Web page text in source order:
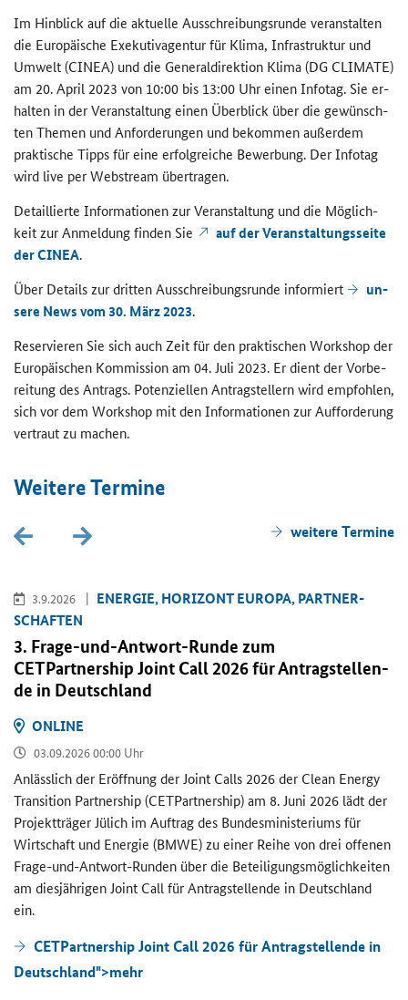
Im Hin­blick auf die ak­tu­el­le Aus­schrei­bungs­run­de ver­an­stal­ten
die Eu­ro­päi­sche Exe­ku­tiv­agen­tur für Klima, In­fra­struk­tur und
Um­welt (CINEA) und die Ge­ne­ral­di­rek­ti­on Klima (DG CLI­MA­TE)
am 20. April 2023 von 10:00 bis 13:00 Uhr einen In­fo­tag. Sie er­
hal­ten in der Ver­an­stal­tung einen Über­blick über die ge­wünsch­
ten The­men und An­for­de­run­gen und be­kom­men au­ßer­dem
prak­ti­sche Tipps für eine er­folg­rei­che Be­wer­bung. Der In­fo­tag
wird live per Webstream über­tra­gen.
De­tail­lier­te In­for­ma­tio­nen zur Ver­an­stal­tung und die Mög­lich­
keit zur An­mel­dung fin­den Sie
auf der Ver­an­stal­tungs­sei­te
der CINEA.
Über De­tails zur drit­ten Aus­schrei­bungs­run­de in­for­miert
un­
se­re News vom 30. März 2023.
Re­ser­vie­ren Sie sich auch Zeit für den prak­ti­schen Work­shop der
Eu­ro­päi­schen Kom­mis­si­on am 04. Juli 2023. Er dient der Vor­be­
rei­tung des An­trags. Po­ten­zi­el­len An­trag­stel­lern wird emp­foh­len,
sich vor dem Work­shop mit den In­for­ma­tio­nen zur Auf­for­de­rung
ver­traut zu ma­chen.
Wei­te­re Ter­mi­ne
wei­te­re Ter­mi­ne
3.9.2026
EN­ER­GIE, HO­RI­ZONT EU­RO­PA, PART­NER­
SCHAF­TEN
3. Frage-​und-Antwort-Runde zum
CETPartnership Joint Call 2026 für An­trag­stel­len­
de in Deutsch­land
ON­LINE
03.09.2026 00:00 Uhr
An­läss­lich der Er­öff­nung derJoint Calls 2026 der Clean Energy
Transition Partnership (CETPartnership)am 8. Juni 2026 lädt der
Pro­jekt­trä­ger Jü­lich im Auf­trag des Bun­des­mi­nis­te­ri­ums für
Wirt­schaft und En­er­gie (BMWE) zu einer Reihe von drei of­fe­nen
Frage-​und-Antwort-Runden über die Be­tei­li­gungs­mög­lich­kei­ten
am dies­jäh­ri­genJoint Callfür An­trag­stel­len­de in Deutsch­land
ein.
CETPartnership Joint Call 2026 für Antragstellende in
Deutschland">mehr